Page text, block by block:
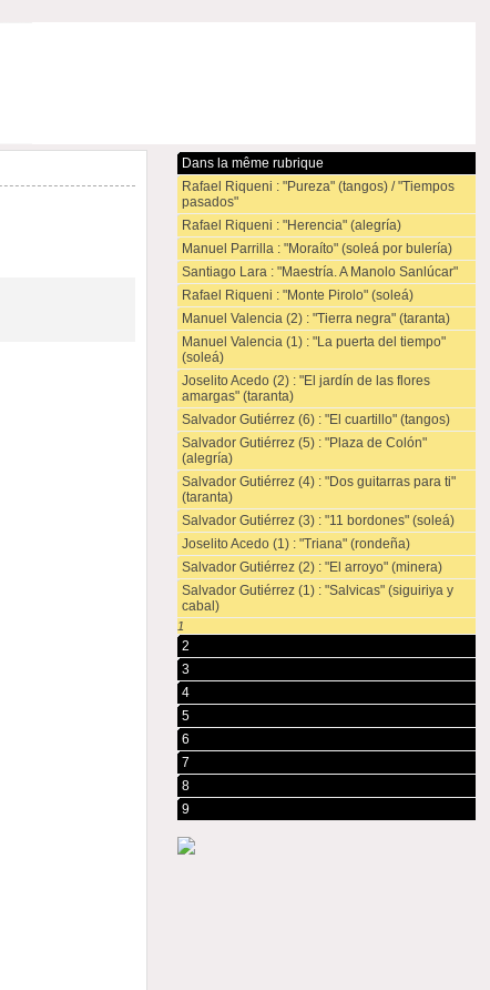
Dans la même rubrique
Rafael Riqueni : "Pureza" (tangos) / "Tiempos
pasados"
Rafael Riqueni : "Herencia" (alegría)
Manuel Parrilla : "Moraíto" (soleá por bulería)
Santiago Lara : "Maestría. A Manolo Sanlúcar"
Rafael Riqueni : "Monte Pirolo" (soleá)
Manuel Valencia (2) : "Tierra negra" (taranta)
Manuel Valencia (1) : "La puerta del tiempo"
(soleá)
Joselito Acedo (2) : "El jardín de las flores
amargas" (taranta)
Salvador Gutiérrez (6) : "El cuartillo" (tangos)
Salvador Gutiérrez (5) : "Plaza de Colón"
(alegría)
Salvador Gutiérrez (4) : "Dos guitarras para ti"
(taranta)
Salvador Gutiérrez (3) : "11 bordones" (soleá)
Joselito Acedo (1) : "Triana" (rondeña)
Salvador Gutiérrez (2) : "El arroyo" (minera)
Salvador Gutiérrez (1) : "Salvicas" (siguiriya y
cabal)
1
2
3
4
5
6
7
8
9